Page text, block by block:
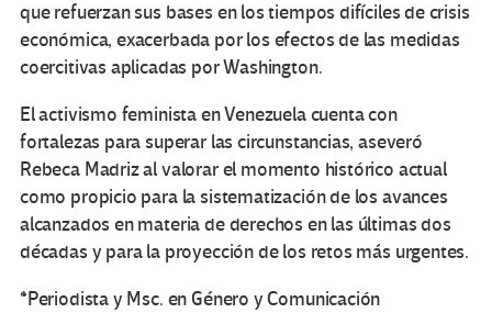
que refuerzan sus bases en los tiempos difíciles de crisis
económica, exacerbada por los efectos de las medidas
coercitivas aplicadas por Washington.
El activismo feminista en Venezuela cuenta con
fortalezas para superar las circunstancias, aseveró
Rebeca Madriz al valorar el momento histórico actual
como propicio para la sistematización de los avances
alcanzados en materia de derechos en las últimas dos
décadas y para la proyección de los retos más urgentes.
*Periodista y Msc. en Género y Comunicación